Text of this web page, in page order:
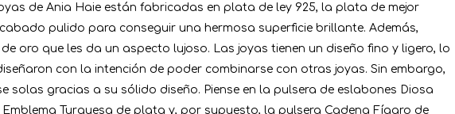
de Ania Haie están fabricadas en plata de ley 925, la plata de mejor
pulido para conseguir una hermosa superficie brillante. Además,
oro que les da un aspecto lujoso. Las joyas tienen un diseño fino y ligero, lo
con la intención de poder combinarse con otras joyas. Sin embargo,
solas gracias a su sólido diseño. Piense en la pulsera de eslabones Diosa
Turquesa de plata y, por supuesto, la pulsera Cadena Fígaro de